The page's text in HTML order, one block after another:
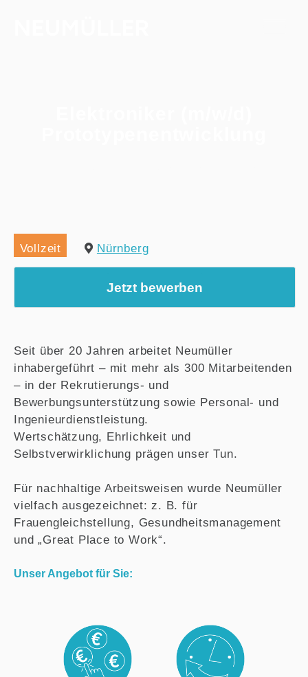
Vollzeit Nürnberg
Jetzt bewerben
Seit über 20 Jahren arbeitet Neumüller
inhabergeführt – mit mehr als 300 Mitarbeitenden
– in der Rekrutierungs- und
Bewerbungsunterstützung sowie Personal- und
Ingenieurdienstleistung.
Wertschätzung, Ehrlichkeit und
Selbstverwirklichung prägen unser Tun.
Für nachhaltige Arbeitsweisen wurde Neumüller
vielfach ausgezeichnet: z. B. für
Frauengleichstellung, Gesundheitsmanagement
und „Great Place to Work“.
Unser Angebot für Sie: